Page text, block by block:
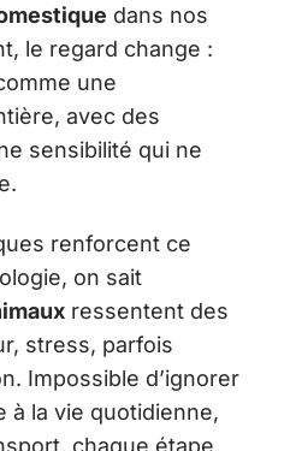
dans nos
le regard change :
une
avec des
sensibilité qui ne
renforcent ce
on sait
ressentent des
stress, parfois
Impossible d’ignorer
à la vie quotidienne,